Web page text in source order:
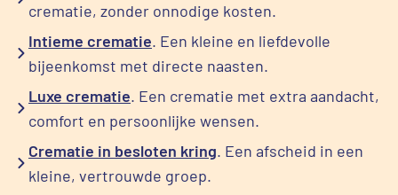
crematie, zonder onnodige kosten.
Intieme crematie. Een kleine en liefdevolle
bijeenkomst met directe naasten.
Luxe crematie. Een crematie met extra aandacht,
comfort en persoonlijke wensen.
Crematie in besloten kring. Een afscheid in een
kleine, vertrouwde groep.